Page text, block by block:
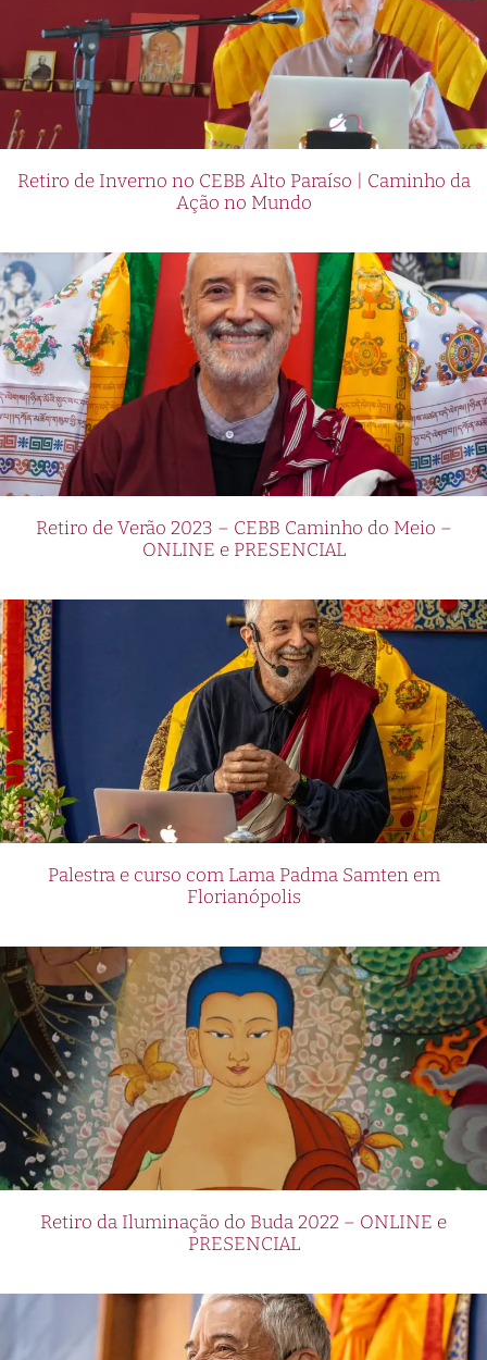
Retiro de Inverno no CEBB Alto Paraíso | Caminho da
Ação no Mundo
Retiro de Verão 2023 – CEBB Caminho do Meio –
ONLINE e PRESENCIAL
Palestra e curso com Lama Padma Samten em
Florianópolis
Retiro da Iluminação do Buda 2022 – ONLINE e
PRESENCIAL